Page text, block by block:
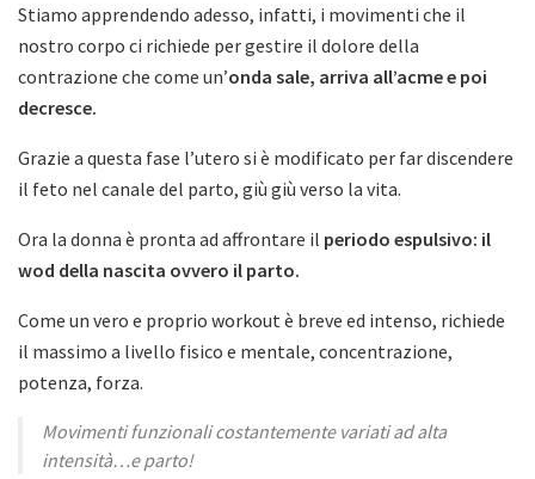
Stiamo apprendendo adesso, infatti, i movimenti che il
nostro corpo ci richiede per gestire il dolore della
contrazione che come un’onda sale, arriva all’acme e poi
decresce.
Grazie a questa fase l’utero si è modificato per far discendere
il feto nel canale del parto, giù giù verso la vita.
Ora la donna è pronta ad affrontare il periodo espulsivo: il
wod della nascita ovvero il parto.
Come un vero e proprio workout è breve ed intenso, richiede
il massimo a livello fisico e mentale, concentrazione,
potenza, forza.
Movimenti funzionali costantemente variati ad alta
intensità…e parto!